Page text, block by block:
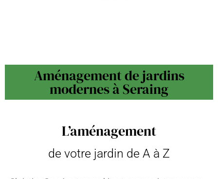
Aménagement de jardins
modernes à Seraing
L’aménagement
de votre jardin de A à Z